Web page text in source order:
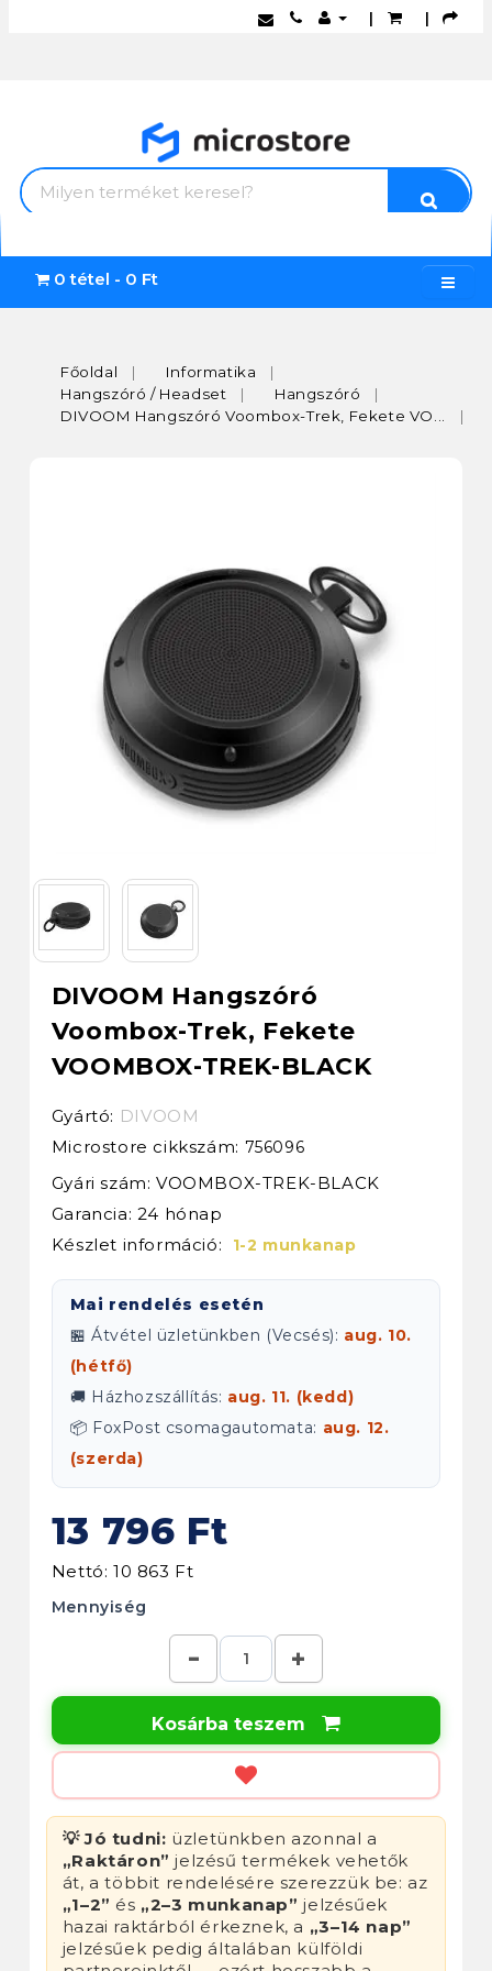
| |
0 tétel - 0 Ft
Főoldal
Informatika
Hangszóró / Headset
Hangszóró
DIVOOM Hangszóró Voombox-Trek, Fekete VO...
DIVOOM Hangszóró
Voombox-Trek, Fekete
VOOMBOX-TREK-BLACK
Gyártó: DIVOOM
Microstore cikkszám: 756096
Gyári szám: VOOMBOX-TREK-BLACK
Garancia: 24 hónap
Készlet információ:
1-2 munkanap
Mai rendelés esetén
🏪 Átvétel üzletünkben (Vecsés): aug. 10.
(hétfő)
🚚 Házhozszállítás: aug. 11. (kedd)
📦 FoxPost csomagautomata: aug. 12.
(szerda)
13 796 Ft
Nettó: 10 863 Ft
Mennyiség
Kosárba teszem 
💡 Jó tudni: üzletünkben azonnal a
„Raktáron” jelzésű termékek vehetők
át, a többit rendelésére szerezzük be: az
„1–2” és „2–3 munkanap” jelzésűek
hazai raktárból érkeznek, a „3–14 nap”
jelzésűek pedig általában külföldi